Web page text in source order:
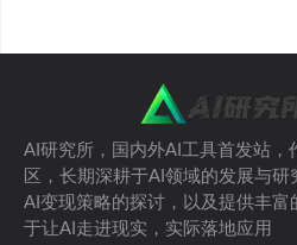
AI研究所，国内外AI工具首发站，
区，长期深耕于AI领域的发展与研
AI变现策略的探讨，以及提供丰富
于让AI走进现实，实际落地应用